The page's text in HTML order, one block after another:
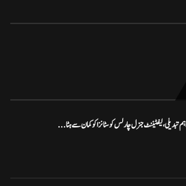
تبدیلی، لیفٹیننٹ جنرل چارلس کوسٹانزا کو کمان سے ہٹا...